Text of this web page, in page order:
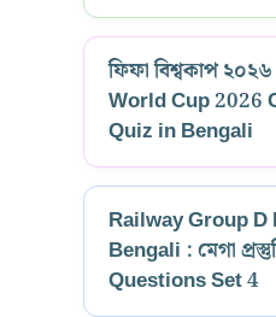
ফিফা বিশ্বকাপ
World Cup 2026
Quiz in Bengali
Railway Group D
Bengali : মেগা
Questions Set 4